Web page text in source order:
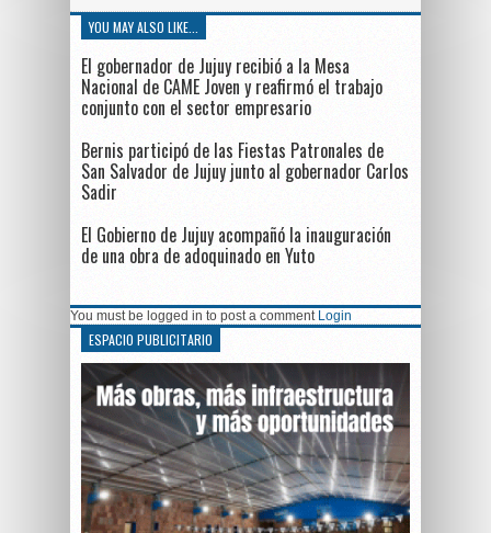
YOU MAY ALSO LIKE...
El gobernador de Jujuy recibió a la Mesa
Nacional de CAME Joven y reafirmó el trabajo
conjunto con el sector empresario
Bernis participó de las Fiestas Patronales de
San Salvador de Jujuy junto al gobernador Carlos
Sadir
El Gobierno de Jujuy acompañó la inauguración
de una obra de adoquinado en Yuto
You must be logged in to post a comment Login
ESPACIO PUBLICITARIO